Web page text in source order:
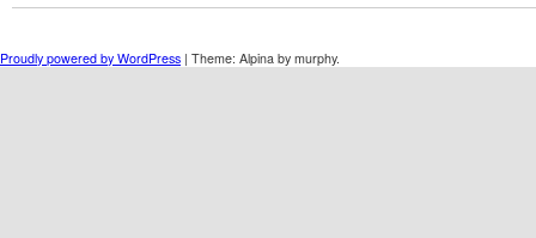
Proudly powered by WordPress | Theme: Alpina by murphy.